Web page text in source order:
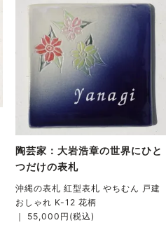
陶芸家：大岩浩章の世界にひと
つだけの表札
沖縄の表札 紅型表札 やちむん 戸建
おしゃれ K-12 花柄
｜ 55,000円(税込)